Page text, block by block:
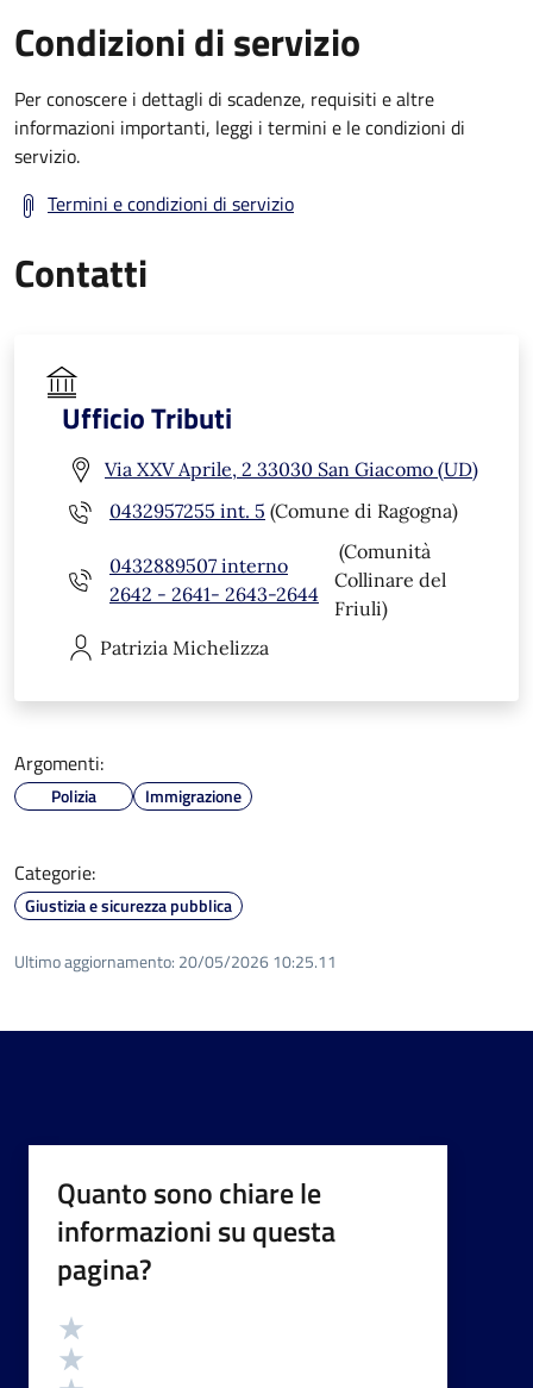
Condizioni di servizio
Per conoscere i dettagli di scadenze, requisiti e altre
informazioni importanti, leggi i termini e le condizioni di
servizio.
Termini e condizioni di servizio
Contatti
Ufficio Tributi
Via XXV Aprile, 2 33030 San Giacomo (UD)
0432957255 int. 5 (Comune di Ragogna)
0432889507 interno
2642 - 2641- 2643-2644
(Comunità
Collinare del
Friuli)
Patrizia Michelizza
Argomenti:
Polizia Immigrazione
Categorie:
Giustizia e sicurezza pubblica
Ultimo aggiornamento: 20/05/2026 10:25.11
Quanto sono chiare le
informazioni su questa
pagina?
Valutazione